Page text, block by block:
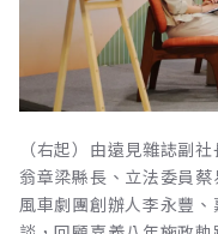
（右起）由遠見雜誌副
翁章梁縣長、立法委員
風車劇團創辦人李永豐